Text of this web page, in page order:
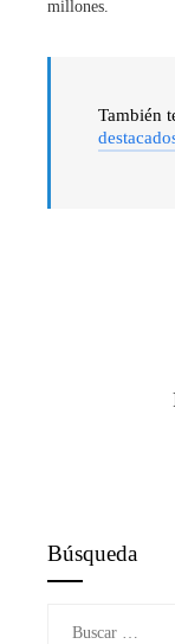
millones.
También
Búsqueda